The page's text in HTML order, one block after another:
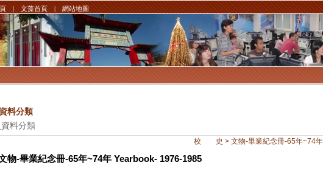
|文藻首頁|網站地圖
料分類
料分類
校 史 > 文物-畢業紀念冊-65年~74年
物-畢業紀念冊-65年~74年 Yearbook- 1976-1985